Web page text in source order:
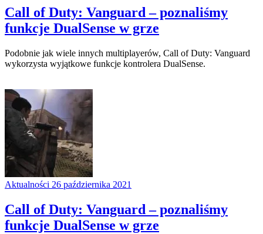
Call of Duty: Vanguard – poznaliśmy
funkcje DualSense w grze
Podobnie jak wiele innych multiplayerów, Call of Duty: Vanguard
wykorzysta wyjątkowe funkcje kontrolera DualSense.
Aktualności 26 października 2021
Call of Duty: Vanguard – poznaliśmy
funkcje DualSense w grze